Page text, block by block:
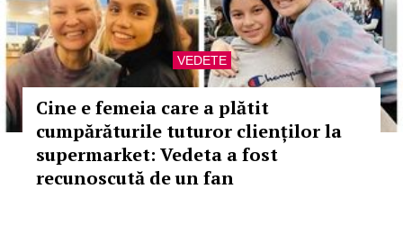
VEDETE
Cine e femeia care a plătit
cumpărăturile tuturor clienților la
supermarket: Vedeta a fost
recunoscută de un fan